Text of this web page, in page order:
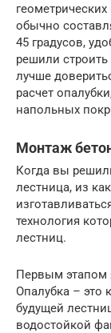
обычно
45 градусов,
решили
лучше
расчет
напольных
Монтаж
Когда вы
лестница, из
технология
лестниц.
Первым этапом
Опалубка – это
будущей
водостойкой